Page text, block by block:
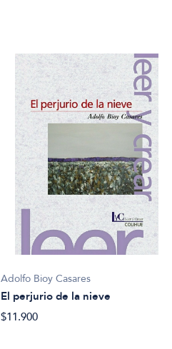
Adolfo Bioy Casares
El perjurio de la nieve
$11.900